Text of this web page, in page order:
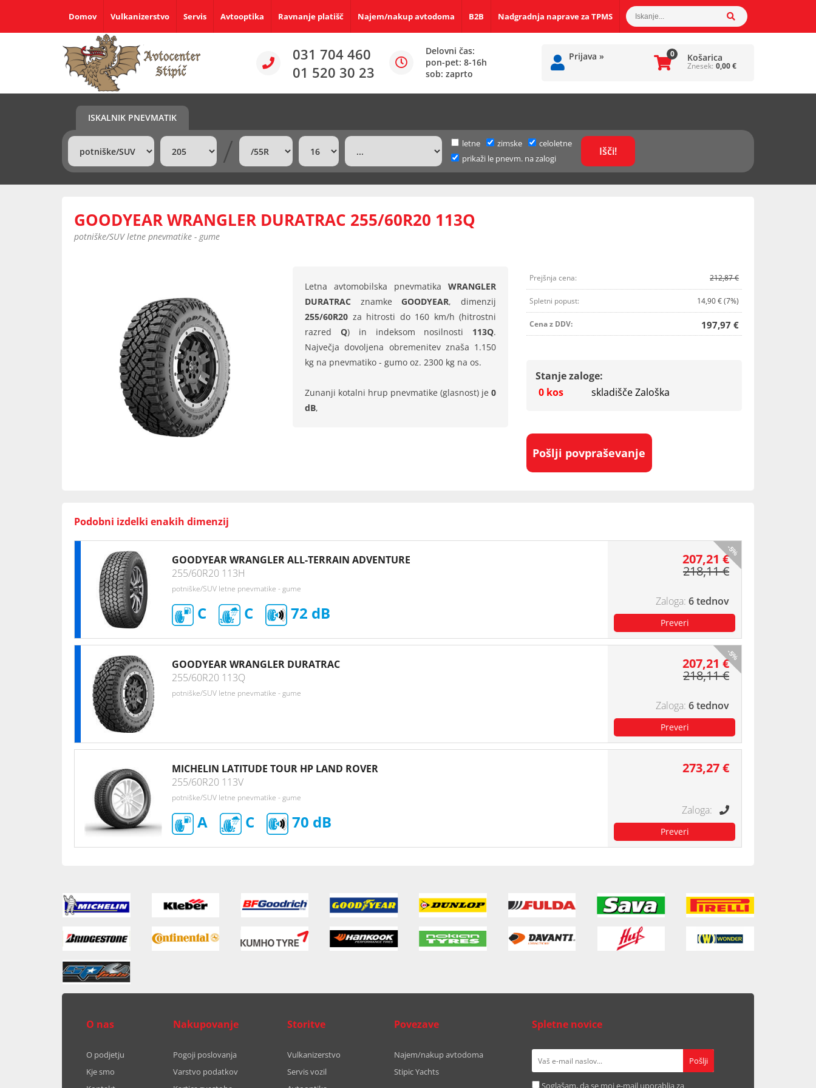
Domov Vulkanizerstvo Servis Avtooptika Ravnanje platišč Najem/nakup avtodoma B2B Nadgradnja naprave za TPMS
031 704 460
01 520 30 23
Delovni čas:
pon-pet: 8-16h
sob: zaprto
Prijava » Košarica
0
Znesek: 0,00€
ISKALNIK PNEVMATIK
/ letne zimske
celoletne
prikaži le pnevm. na zalogi
GOODYEAR WRANGLER DURATRAC 255/60R20 113Q
potniške/SUV letne pnevmatike - gume
Letna avtomobilska pnevmatikaWRANGLER
DURATRAC znamkeGOODYEAR, dimenzij
255/60R20 za hitrosti do 160 km/h (hitrostni
razred Q) in indeksom nosilnosti 113Q.
Največja dovoljena obremenitev znaša 1.150
kg na pnevmatiko - gumo oz. 2300 kg na os.
Zunanji kotalni hrup pnevmatike (glasnost) je0
dB,
Prejšnja cena: 212,87 €
Spletni popust: 14,90 € (7%)
Cena z DDV: 197,97 €
Stanje zaloge:
0 kos
skladišče Zaloška
Pošlji povpraševanje
Podobni izdelki enakih dimenzij
-5%
GOODYEAR WRANGLER ALL-TERRAIN ADVENTURE
255/60R20 113H
potniške/SUV letne pnevmatike - gume
C C 72
207,21 €
218,11 €
6 tednov
-5%
GOODYEAR WRANGLER DURATRAC
255/60R20 113Q
potniške/SUV letne pnevmatike - gume
207,21 €
218,11 €
6 tednov
MICHELIN LATITUDE TOUR HP LAND ROVER
255/60R20 113V
potniške/SUV letne pnevmatike - gume
A C 70
273,27 €
O nas
O podjetju
Kje smo
Nakupovanje
Pogoji poslovanja
Varstvo podatkov
Storitve
Vulkanizerstvo
Servis vozil
Povezave
Najem/nakup avtodoma
Stipic Yachts
Spletne novice
Soglašam, da se moj e-mail uporablja za